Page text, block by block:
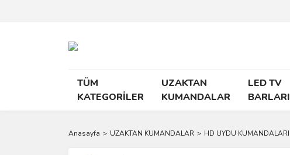
TÜM
KATEGORİLER
UZAKTAN
KUMANDALAR
LED TV
BARLARI
Anasayfa UZAKTAN KUMANDALAR HD UYDU KUMANDALARI